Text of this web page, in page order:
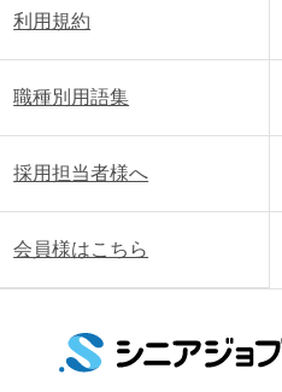
利用規約
職種別用語集
採用担当者様へ
会員様はこちら